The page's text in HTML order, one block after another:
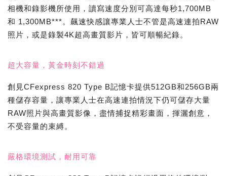
相機和錄影機所使用，讀寫速度分別可高達每秒1,700MB
和 1,300MB***。飆速快感讓專業人士不管是高速連拍RAW
照片，或是錄製4K超高畫質影片，皆可順暢紀錄。
超大容量，黃金時刻不錯過
創見CFexpress 820 Type B記憶卡提供512GB和256GB兩
種儲存容量，讓專業人士在高速連拍情況下仍可儲存大量
RAW照片與高畫質影像，盡情捕捉精彩畫面，揮灑創意，
不受容量的束縛。
嚴格環境測試，耐用可靠